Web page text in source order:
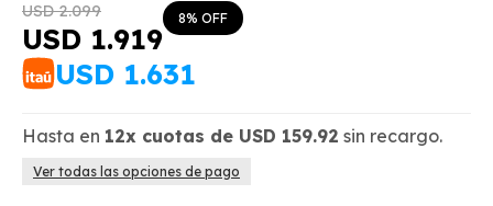
USD 1.919
USD 2.099 8
USD 1.631
Hasta en 12x cuotas de USD 159.92 sin recargo.
Ver todas las opciones de pago